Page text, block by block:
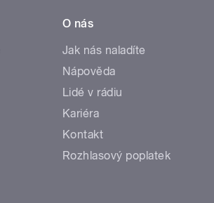
O nás
Jak nás naladíte
Nápověda
Lidé v rádiu
Kariéra
Kontakt
Rozhlasový poplatek